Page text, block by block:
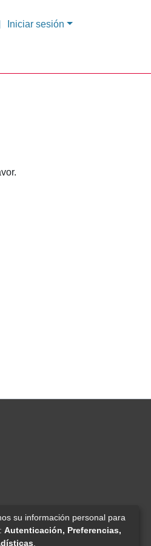
Iniciar sesión
su información personal para
Autenticación, Preferencias,